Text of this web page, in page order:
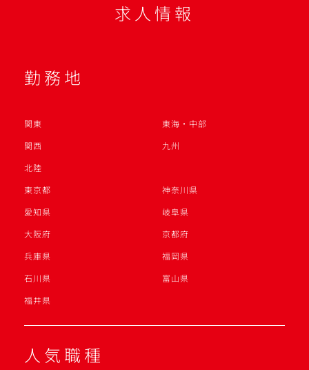
求人情報
勤務地
関東
東海・中部
関西
九州
北陸
東京都
神奈川県
愛知県
岐阜県
大阪府
京都府
兵庫県
福岡県
石川県
富山県
福井県
人気職種